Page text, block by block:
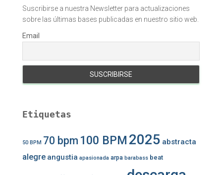
Suscribirse a nuestra Newsletter para actualizaciones
sobre las últimas bases publicadas en nuestro sitio web.
Email
Etiquetas
50 BPM 70 bpm 100 BPM 2025 abstracta
alegre angustia apasionada arpa barabass beat